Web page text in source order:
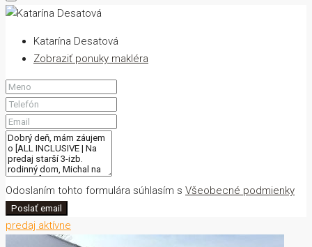
Katarína Desatová
Zobraziť ponuky makléra
Odoslaním tohto formulára súhlasím s Všeobecné podmienky
Poslať email
predaj aktívne